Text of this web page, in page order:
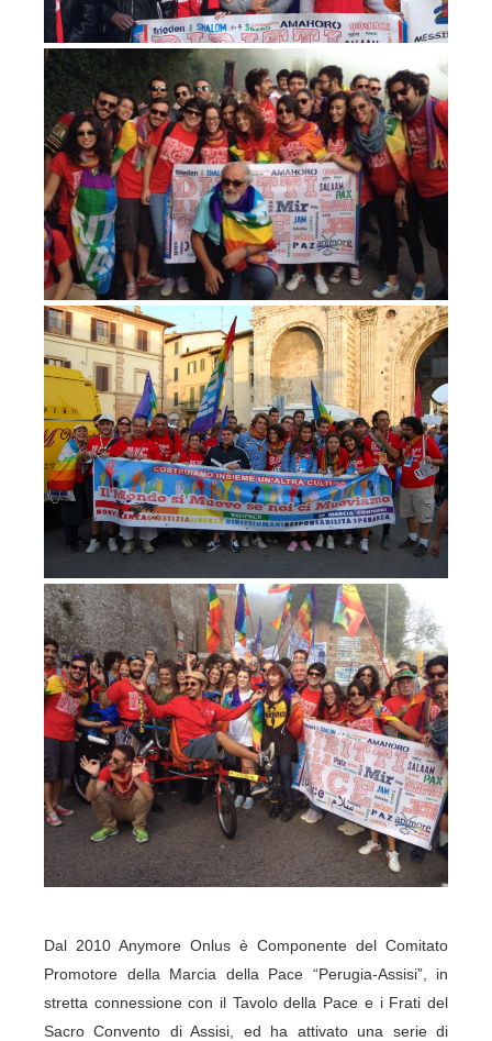
Dal 2010 Anymore Onlus è Componente del Comitato
Promotore della Marcia della Pace “Perugia-Assisi”, in
stretta connessione con il Tavolo della Pace e i Frati del
Sacro Convento di Assisi, ed ha attivato una serie di